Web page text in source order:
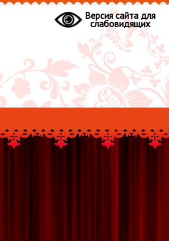
Версия сайта для
слабовидящих